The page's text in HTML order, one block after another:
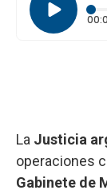
La Justicia
operaciones
Gabinete de